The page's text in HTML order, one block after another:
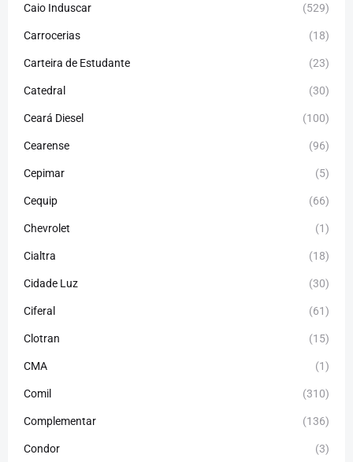
Caio Induscar (529)
Carrocerias (18)
Carteira de Estudante (23)
Catedral (30)
Ceará Diesel (100)
Cearense (96)
Cepimar (5)
Cequip (66)
Chevrolet (1)
Cialtra (18)
Cidade Luz (30)
Ciferal (61)
Clotran (15)
CMA (1)
Comil (310)
Complementar (136)
Condor (3)